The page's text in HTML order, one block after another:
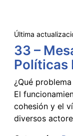
Última
33 –
Políticas
¿Qué
El
cohesión y el
diversos